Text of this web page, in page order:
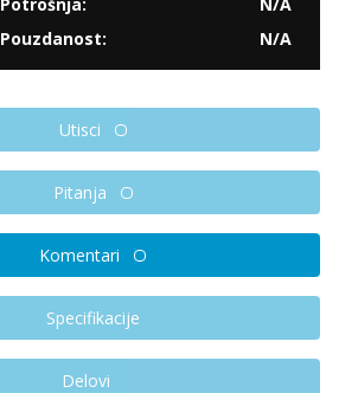
Pouzdanost:
N/A
Utisci
Pitanja
Komentari
Specifikacije
Delovi